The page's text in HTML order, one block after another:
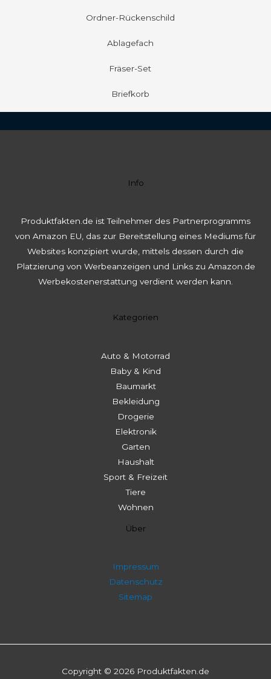
Ordner-Rückenschild
Ablagefach
Fräser-Set
Briefkorb
Info
Produktfakten.de ist Teilnehmer des Partnerprogramms
von Amazon EU, das zur Bereitstellung eines Mediums für
Websites konzipiert wurde, mittels dessen durch die
Platzierung von Werbeanzeigen und Links zu Amazon.de
Werbekostenerstattung verdient werden kann.
Kategorien
Auto & Motorrad
Baby & Kind
Baumarkt
Bekleidung
Drogerie
Elektronik
Garten
Haushalt
Sport & Freizeit
Tiere
Wohnen
Über
Impressum
Datenschutz
Sitemap
Copyright © 2026 Produktfakten.de